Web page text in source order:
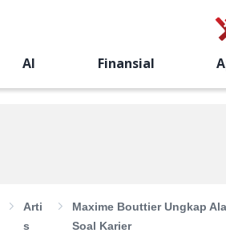
AI Finansial
Arti
S
Maxime Bouttier Ungkap
Soal Karier